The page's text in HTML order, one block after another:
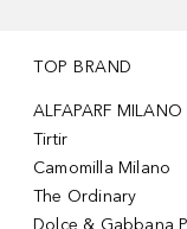
TOP BRAND
ALFAPARF MILANO
Tirtir
Camomilla Milano
The Ordinary
Dolce & Gabbana